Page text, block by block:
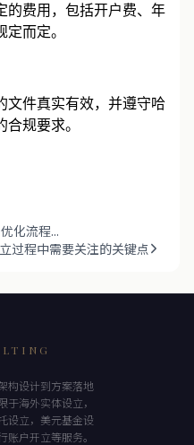
费用，包括开户费、年
而定。
件真实有效，并遵守哈
规要求。
化流程...
过程中需要关注的关键点
构设计到方案落地
海外实体设立，
设立，美元基金设
户开立等服务。